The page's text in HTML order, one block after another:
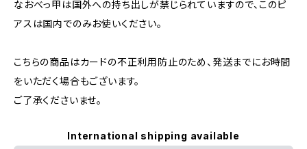
なおべっ甲は国外への持ち出しが禁じられていますので、このピ
アスは国内でのみお使いください。
こちらの商品はカードの不正利用防止のため、発送までにお時間
をいただく場合もございます。
ご了承くださいませ。
International shipping available